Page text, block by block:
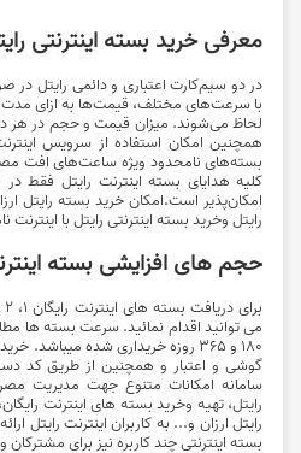
معرفی خرید بسته اینترنتی
در دو سیم‌کارت اعتباری و دائمی رایتل در
با سرعت‌های مختلف، قیمت‌ها به ازای مدت
لحاظ می‌شوند. میزان قیمت و حجم در هر
همچنین امکان استفاده از سرویس
بسته‌های نامحدود ویژه ساعت‌های افت
کلیه هدایای بسته اینترنت رایتل فقط
امکان‌پذیر است.امکان خرید بسته رایتل
رایتل وخرید بسته اینترنتی رایتل با اینترنت
حجم های افزایشی بسته
180 و 365 روزه خریداری شده میباشد.
گوشی و اعتبار و همچنین از طریق کد
سامانه امکانات متنوع جهت مدیریت
رایتل، تهیه وخرید بسته های اینترنت
رایتل ارزان و... به کاربران اینترنت
بسته اینترنتی چند کاربره نیز برای مشترکان